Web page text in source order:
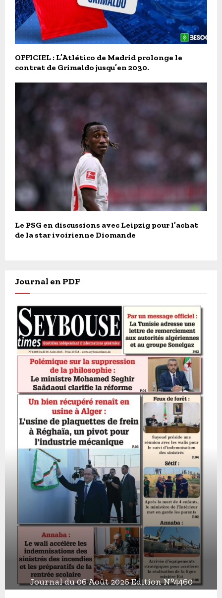
OFFICIEL : L’Atlético de Madrid prolonge le
contrat de Grimaldo jusqu’en 2030.
Le PSG en discussions avec Leipzig pour l’achat
de la star ivoirienne Diomande
Journal en PDF
Journal du 06 Août 2026 Edition N°4460